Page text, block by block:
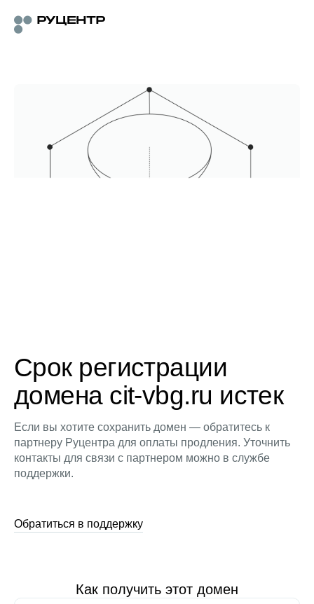
Срок регистрации
домена cit-vbg.ru истек
Если вы хотите сохранить домен — обратитесь к
партнеру Руцентра для оплаты продления. Уточнить
контакты для связи с партнером можно в службе
поддержки.
Обратиться в поддержку
Как получить этот домен